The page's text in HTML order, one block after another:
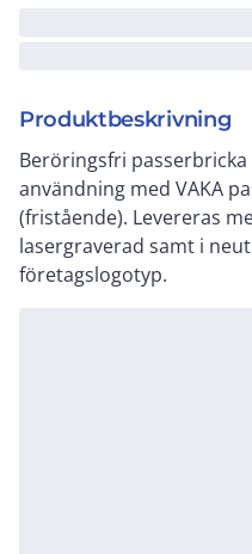
Produktbeskrivning
Beröringsfri
användning med VAKA
(fristående). Levereras
lasergraverad samt i
företagslogotyp.